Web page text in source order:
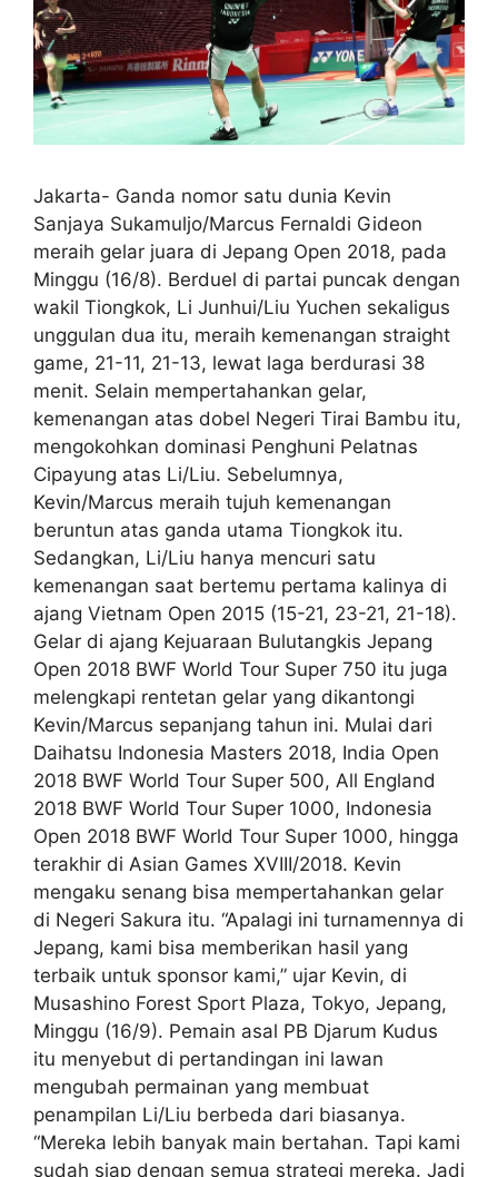
Jakarta- Ganda nomor satu dunia Kevin
Sanjaya Sukamuljo/Marcus Fernaldi Gideon
meraih gelar juara di Jepang Open 2018, pada
Minggu (16/8). Berduel di partai puncak dengan
wakil Tiongkok, Li Junhui/Liu Yuchen sekaligus
unggulan dua itu, meraih kemenangan straight
game, 21-11, 21-13, lewat laga berdurasi 38
menit. Selain mempertahankan gelar,
kemenangan atas dobel Negeri Tirai Bambu itu,
mengokohkan dominasi Penghuni Pelatnas
Cipayung atas Li/Liu. Sebelumnya,
Kevin/Marcus meraih tujuh kemenangan
beruntun atas ganda utama Tiongkok itu.
Sedangkan, Li/Liu hanya mencuri satu
kemenangan saat bertemu pertama kalinya di
ajang Vietnam Open 2015 (15-21, 23-21, 21-18).
Gelar di ajang Kejuaraan Bulutangkis Jepang
Open 2018 BWF World Tour Super 750 itu juga
melengkapi rentetan gelar yang dikantongi
Kevin/Marcus sepanjang tahun ini. Mulai dari
Daihatsu Indonesia Masters 2018, India Open
2018 BWF World Tour Super 500, All England
2018 BWF World Tour Super 1000, Indonesia
Open 2018 BWF World Tour Super 1000, hingga
terakhir di Asian Games XVIII/2018. Kevin
mengaku senang bisa mempertahankan gelar
di Negeri Sakura itu. “Apalagi ini turnamennya di
Jepang, kami bisa memberikan hasil yang
terbaik untuk sponsor kami,” ujar Kevin, di
Musashino Forest Sport Plaza, Tokyo, Jepang,
Minggu (16/9). Pemain asal PB Djarum Kudus
itu menyebut di pertandingan ini lawan
mengubah permainan yang membuat
penampilan Li/Liu berbeda dari biasanya.
“Mereka lebih banyak main bertahan. Tapi kami
sudah siap dengan semua strategi mereka. Jadi